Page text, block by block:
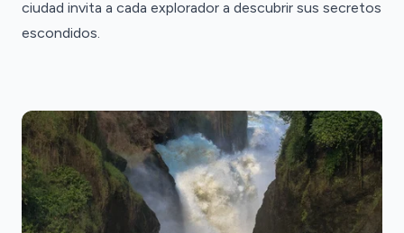
ciudad invita a cada explorador a descubrir sus secretos
escondidos.